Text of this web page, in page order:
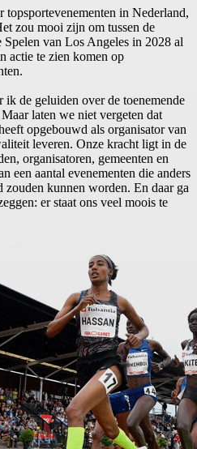
in Nederland,
zou mooi zijn om tussen de
van Los Angeles in 2028 al
actie te zien komen op
de geluiden over de toenemende
laten we niet vergeten dat
opgebouwd als organisator van
leveren. Onze kracht ligt in de
organisatoren, gemeenten en
een aantal evenementen die anders
zouden kunnen worden. En daar ga
er staat ons veel moois te